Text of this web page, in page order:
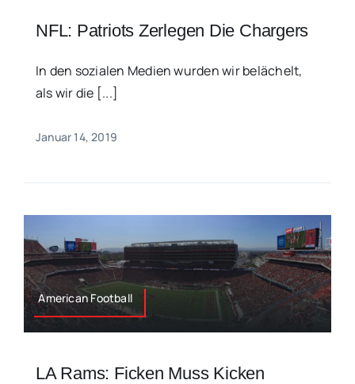
NFL: Patriots Zerlegen Die Chargers
In den sozialen Medien wurden wir belächelt,
als wir die [...]
Januar 14, 2019
American Football
LA Rams: Ficken Muss Kicken